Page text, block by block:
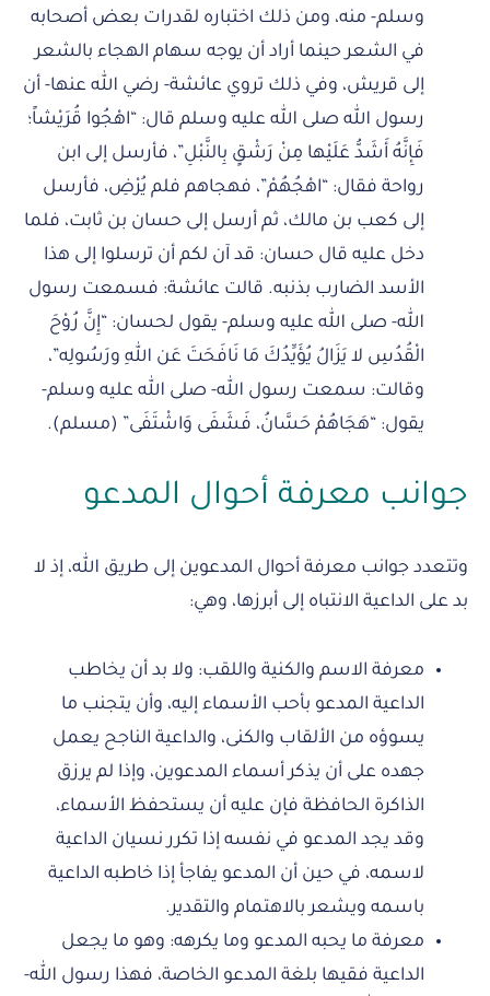
وسلم- منه، ومن ذلك اختباره لقدرات بعض أصحابه
في الشعر حينما أراد أن يوجه سهام الهجاء بالشعر
إلى قريش، وفي ذلك تروي عائشة- رضي الله عنها- أن
رسول الله صلى الله عليه وسلم قال: “اهْجُوا قُرَيْشاً؛
فَإِنَّهُ أَشَدُّ عَلَيْها مِنْ رَشْقٍ بِالنَّبْلِ”، فأرسل إلى ابن
رواحة فقال: “اهْجُهُمْ”، فهجاهم فلم يُرْضِ، فأرسل
إلى كعب بن مالك، ثم أرسل إلى حسان بن ثابت، فلما
دخل عليه قال حسان: قد آن لكم أن ترسلوا إلى هذا
الأسد الضارب بذنبه. قالت عائشة: فسمعت رسول
الله- صلى الله عليه وسلم- يقول لحسان: “إِنَّ رُوْحَ
الْقُدُسِ لا يَزَالُ يُؤَيِّدُكَ مَا نَافَحَتَ عَن اللهِ ورَسُولِه”،
وقالت: سمعت رسول الله- صلى الله عليه وسلم-
يقول: “هَجَاهُمْ حَسَّانُ، فَشَفَى وَاشْتَفَى” (مسلم).
جوانب معرفة أحوال المدعو
وتتعدد جوانب معرفة أحوال المدعوين إلى طريق الله، إذ لا
بد على الداعية الانتباه إلى أبرزها، وهي:
معرفة الاسم والكنية واللقب: ولا بد أن يخاطب
الداعية المدعو بأحب الأسماء إليه، وأن يتجنب ما
يسوؤه من الألقاب والكنى، والداعية الناجح يعمل
جهده على أن يذكر أسماء المدعوين، وإذا لم يرزق
الذاكرة الحافظة فإن عليه أن يستحفظ الأسماء،
وقد يجد المدعو في نفسه إذا تكرر نسيان الداعية
لاسمه، في حين أن المدعو يفاجأ إذا خاطبه الداعية
باسمه ويشعر بالاهتمام والتقدير.
معرفة ما يحبه المدعو وما يكرهه: وهو ما يجعل
الداعية فقيها بلغة المدعو الخاصة، فهذا رسول الله-